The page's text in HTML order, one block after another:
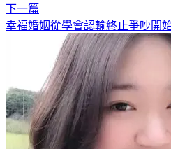
下一篇
幸福婚姻從學會認輸終止爭吵開